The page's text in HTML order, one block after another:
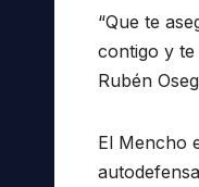
“Que te
contigo y
Rubén
El Mencho